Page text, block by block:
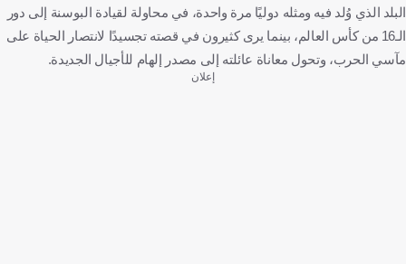
البلد الذي وُلد فيه ومثله دوليًا مرة واحدة، في محاولة لقيادة البوسنة إلى دور
الـ16 من كأس العالم، بينما يرى كثيرون في قصته تجسيدًا لانتصار الحياة على
مآسي الحرب، وتحول معاناة عائلته إلى مصدر إلهام للأجيال الجديدة.
إعلان